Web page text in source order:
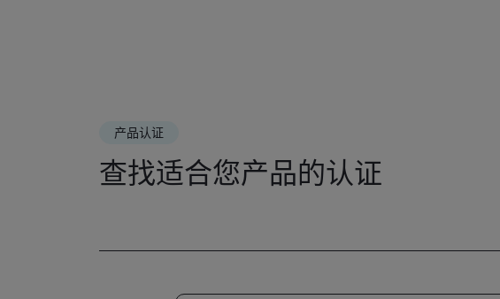
产品认证
查找适合您产品的认证